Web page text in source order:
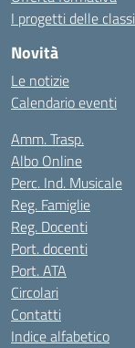
I progetti delle classi
Novità
Le notizie
Calendario eventi
Amm. Trasp.
Albo Online
Perc. Ind. Musicale
Reg. Famiglie
Reg. Docenti
Port. docenti
Port. ATA
Circolari
Contatti
Indice alfabetico